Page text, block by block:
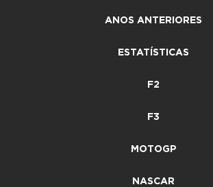
ANOS ANTERIORES
ESTATÍSTICAS
F2
F3
MOTOGP
NASCAR